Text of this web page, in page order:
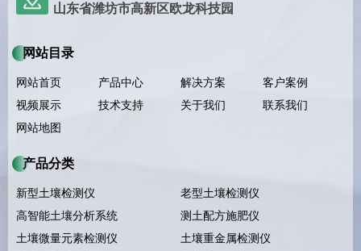
山东省潍坊市高新区欧龙科技园
网站目录
网站首页 产品中心 解决方案
客户案例
视频展示
技术支持 关于我们
联系我们
网站地图
产品分类
新型土壤检测仪
老型土壤检测仪
高智能土壤分析系统
测土配方施肥仪
土壤微量元素检测仪
土壤重金属检测仪